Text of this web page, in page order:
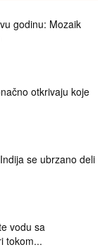
godinu: Mozaik
otkrivaju koje
se ubrzano deli
vodu sa
tokom...